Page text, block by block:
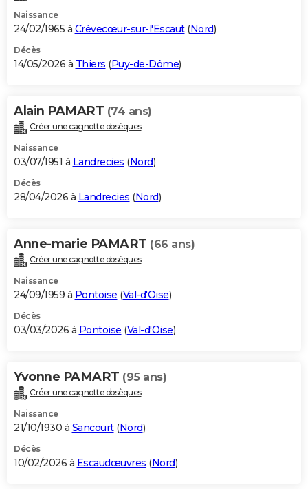
Naissance
24/02/1965 à Crèvecœur-sur-l'Escaut(Nord)
Décès
14/05/2026 à Thiers (Puy-de-Dôme)
Alain PAMART (74 ans)
Créer une cagnotte obsèques
Naissance
03/07/1951 à Landrecies (Nord)
Décès
28/04/2026 à Landrecies (Nord)
Anne-marie PAMART (66 ans)
Créer une cagnotte obsèques
Naissance
24/09/1959 à Pontoise (Val-d'Oise)
Décès
03/03/2026 à Pontoise (Val-d'Oise)
Yvonne PAMART (95 ans)
Créer une cagnotte obsèques
Naissance
21/10/1930 à Sancourt(Nord)
Décès
10/02/2026 à Escaudœuvres (Nord)